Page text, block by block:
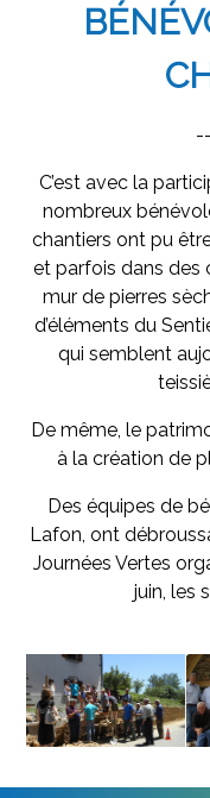
C’est avec la
nombreux
chantiers ont pu
et parfois dans des
mur de pierres
d’éléments du
qui semblent
De même, le
à la création de
Des équipes de
Lafon, ont
Journées Vertes
juin, les